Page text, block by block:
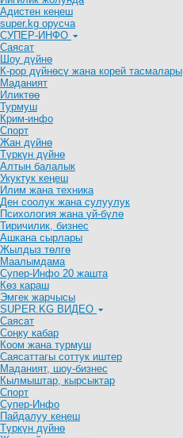
Адистен кеңеш
super.kg орусча
СУПЕР-ИНФО
Саясат
Шоу дүйнө
К-рор дүйнөсү жана корей тасмалары
Маданият
Иликтөө
Турмуш
Крим-инфо
Спорт
Жан дүйнө
Түркүн дүйнө
Алтын балалык
Укуктук кеӊеш
Илим жана техника
Ден соолук жана сулуулук
Психология жана үй-бүлө
Тиричилик, бизнес
Ашкана сырлары
Жылдыз төлгө
Маалымдама
Супер-Инфо 20 жашта
Көз караш
Эмгек жарчысы
SUPER.KG ВИДЕО
Саясат
Cоңку кабар
Коом жана турмуш
Саясаттагы соттук иштер
Маданият, шоу-бизнес
Кылмыштар, кырсыктар
Спорт
Супер-Инфо
Пайдалуу кеңеш
Түркүн дүйнө